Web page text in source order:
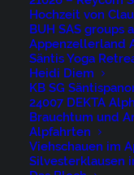
Hochzeit von
BUH SAS groups
Appenzellerland
Säntis Yoga
Heidi Diem
KB SG
24007 DEKTA
Brauchtum und
Alpfahrten
Viehschauen im
Silvesterklausen
© 2026 ARTWIESE.